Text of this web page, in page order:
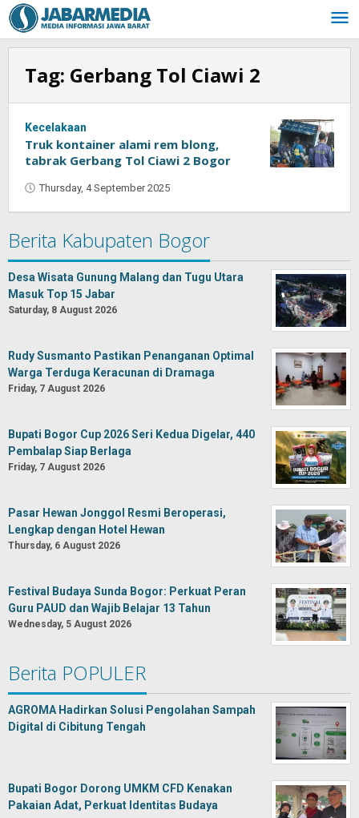
Skip
to
content
Tag: Gerbang Tol Ciawi 2
Kecelakaan
Truk kontainer alami rem blong,
tabrak Gerbang Tol Ciawi 2 Bogor
Thursday, 4 September 2025
Berita Kabupaten Bogor
Desa Wisata Gunung Malang dan Tugu Utara
Masuk Top 15 Jabar
Saturday, 8 August 2026
Rudy Susmanto Pastikan Penanganan Optimal
Warga Terduga Keracunan di Dramaga
Friday, 7 August 2026
Bupati Bogor Cup 2026 Seri Kedua Digelar, 440
Pembalap Siap Berlaga
Friday, 7 August 2026
Pasar Hewan Jonggol Resmi Beroperasi,
Lengkap dengan Hotel Hewan
Thursday, 6 August 2026
Festival Budaya Sunda Bogor: Perkuat Peran
Guru PAUD dan Wajib Belajar 13 Tahun
Wednesday, 5 August 2026
Berita POPULER
AGROMA Hadirkan Solusi Pengolahan Sampah
Digital di Cibitung Tengah
Bupati Bogor Dorong UMKM CFD Kenakan
Pakaian Adat, Perkuat Identitas Budaya